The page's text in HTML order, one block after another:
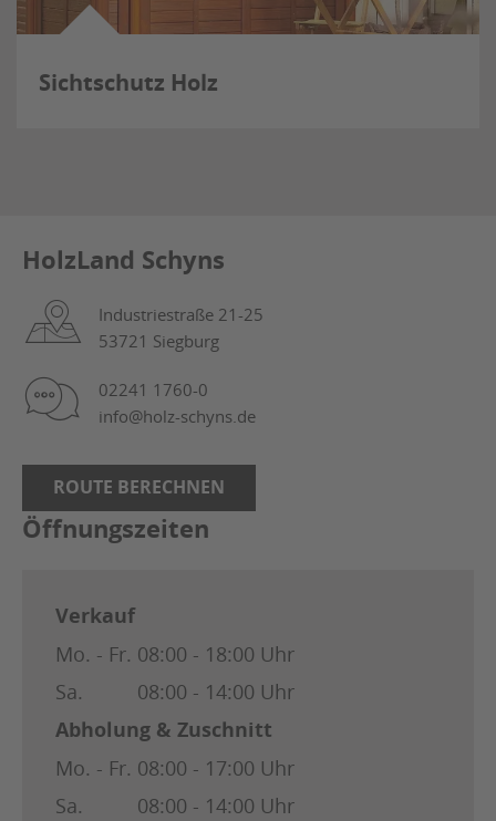
Sichtschutz Holz
HolzLand Schyns
Industriestraße 21-25
53721 Siegburg
02241 1760-0
info@holz-schyns.de
ROUTE BERECHNEN
Öffnungszeiten
Verkauf
Mo. - Fr. 08:00 - 18:00 Uhr
Sa.
08:00 - 14:00 Uhr
Abholung & Zuschnitt
Mo. - Fr. 08:00 - 17:00 Uhr
Sa.
08:00 - 14:00 Uhr